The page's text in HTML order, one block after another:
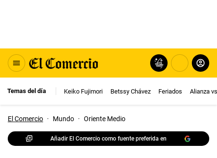
Temas del día Keiko Fujimori Betssy Chávez Feriados Alianza
El Comercio · Mundo · Oriente Medio
Añadir El Comercio como fuente preferida en